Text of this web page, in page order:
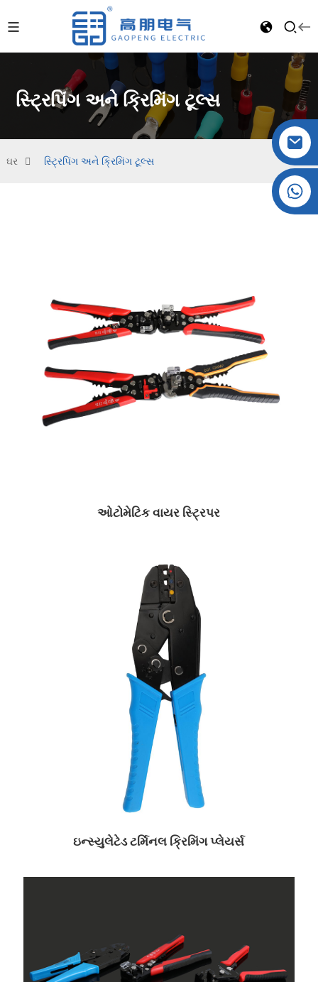
સ્ટ્રિપિંગ અને ક્રિમિંગ ટૂલ્સ
ઘર સ્ટ્રિપિંગ અને ક્રિમિંગ ટૂલ્સ
ઓટોમેટિક વાયર સ્ટ્રિપર
ઇન્સ્યુલેટેડ ટર્મિનલ ક્રિમિંગ પ્લેયર્સ